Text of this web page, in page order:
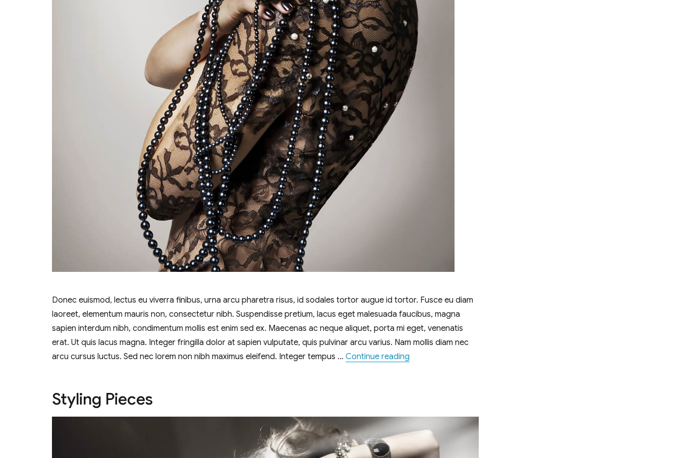
Donec euismod, lectus eu viverra finibus, urna arcu pharetra risus, id sodales tortor augue id tortor. Fusce eu diam
laoreet, elementum mauris non, consectetur nibh. Suspendisse pretium, lacus eget malesuada faucibus, magna
sapien interdum nibh, condimentum mollis est enim sed ex. Maecenas ac neque aliquet, porta mi eget, venenatis
erat. Ut quis lacus magna. Integer fringilla dolor at sapien vulputate, quis pulvinar arcu varius. Nam mollis diam nec
arcu cursus luctus. Sed nec lorem non nibh maximus eleifend. Integer tempus … Continue reading
Styling Pieces